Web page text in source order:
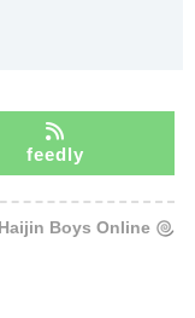
feedly
Haijin Boys Online